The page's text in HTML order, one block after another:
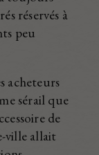
réservés à
peu
acheteurs
sérail que
de
ville allait